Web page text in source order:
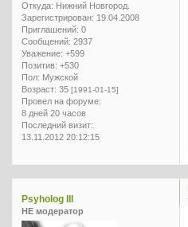
Откуда: Нижний Новгород.
Зарегистрирован: 19.04.2008
Приглашений: 0
Сообщений: 2937
Уважение: +599
Позитив: +530
Пол: Мужской
Возраст: 35 [1991-01-15]
Провел на форуме:
8 дней 20 часов
Последний визит:
13.11.2012 20:12:15
Psyholog III
НЕ модератор